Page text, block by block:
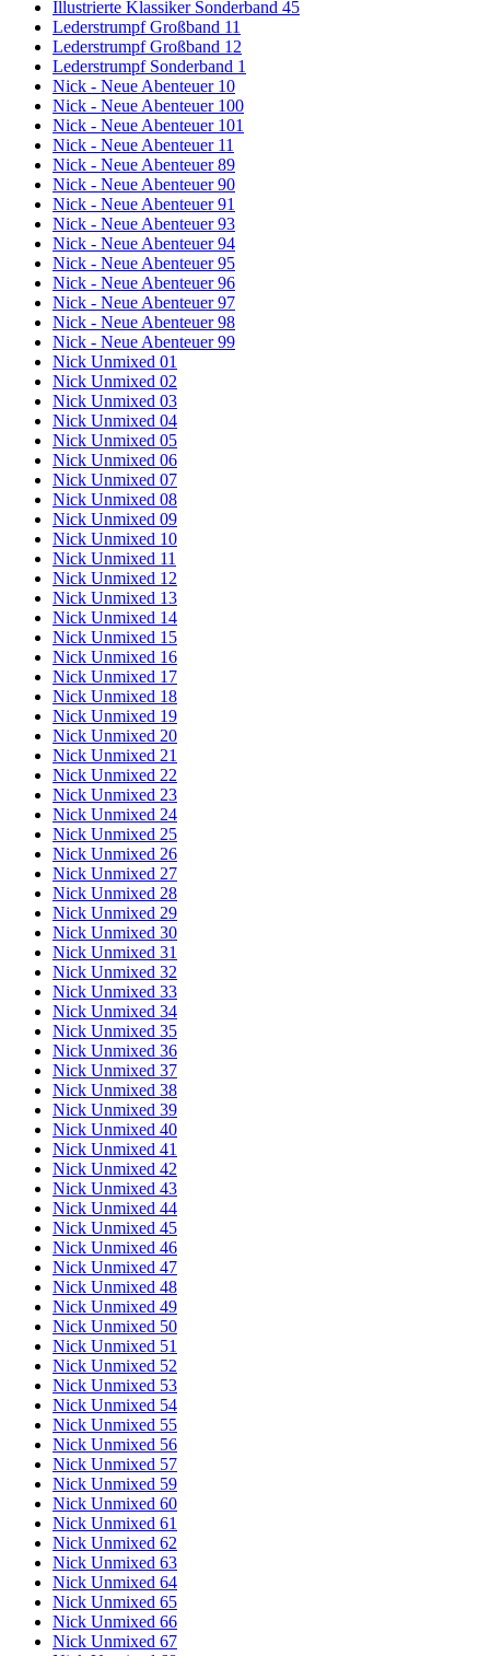
Illustrierte Klassiker Sonderband 45
Lederstrumpf Großband 11
Lederstrumpf Großband 12
Lederstrumpf Sonderband 1
Nick - Neue Abenteuer 10
Nick - Neue Abenteuer 100
Nick - Neue Abenteuer 101
Nick - Neue Abenteuer 11
Nick - Neue Abenteuer 89
Nick - Neue Abenteuer 90
Nick - Neue Abenteuer 91
Nick - Neue Abenteuer 93
Nick - Neue Abenteuer 94
Nick - Neue Abenteuer 95
Nick - Neue Abenteuer 96
Nick - Neue Abenteuer 97
Nick - Neue Abenteuer 98
Nick - Neue Abenteuer 99
Nick Unmixed 01
Nick Unmixed 02
Nick Unmixed 03
Nick Unmixed 04
Nick Unmixed 05
Nick Unmixed 06
Nick Unmixed 07
Nick Unmixed 08
Nick Unmixed 09
Nick Unmixed 10
Nick Unmixed 11
Nick Unmixed 12
Nick Unmixed 13
Nick Unmixed 14
Nick Unmixed 15
Nick Unmixed 16
Nick Unmixed 17
Nick Unmixed 18
Nick Unmixed 19
Nick Unmixed 20
Nick Unmixed 21
Nick Unmixed 22
Nick Unmixed 23
Nick Unmixed 24
Nick Unmixed 25
Nick Unmixed 26
Nick Unmixed 27
Nick Unmixed 28
Nick Unmixed 29
Nick Unmixed 30
Nick Unmixed 31
Nick Unmixed 32
Nick Unmixed 33
Nick Unmixed 34
Nick Unmixed 35
Nick Unmixed 36
Nick Unmixed 37
Nick Unmixed 38
Nick Unmixed 39
Nick Unmixed 40
Nick Unmixed 41
Nick Unmixed 42
Nick Unmixed 43
Nick Unmixed 44
Nick Unmixed 45
Nick Unmixed 46
Nick Unmixed 47
Nick Unmixed 48
Nick Unmixed 49
Nick Unmixed 50
Nick Unmixed 51
Nick Unmixed 52
Nick Unmixed 53
Nick Unmixed 54
Nick Unmixed 55
Nick Unmixed 56
Nick Unmixed 57
Nick Unmixed 59
Nick Unmixed 60
Nick Unmixed 61
Nick Unmixed 62
Nick Unmixed 63
Nick Unmixed 64
Nick Unmixed 65
Nick Unmixed 66
Nick Unmixed 67